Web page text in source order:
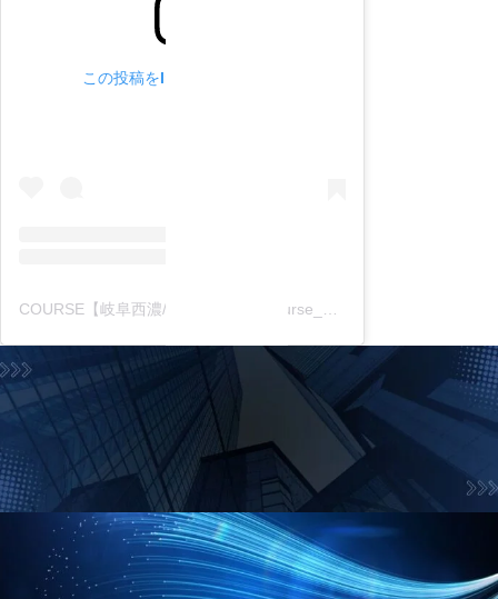
この投稿をInstagramで見る
お問合せフォーム